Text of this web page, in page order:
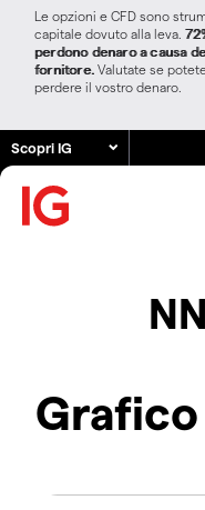
Le opzioni e CFD sono
capitale dovuto alla leva.
perdono denaro a causa
fornitore. Valutate se
perdere il vostro denaro.
Scopri IG